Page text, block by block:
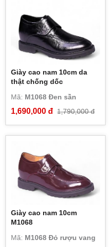
Giày cao nam 10cm da
thật chống dốc
Mã: M1068 Đen sần
1,690,000 đ 1,790,000 đ
Giày cao nam 10cm
M1068
Mã: M1068 Đỏ rượu vang